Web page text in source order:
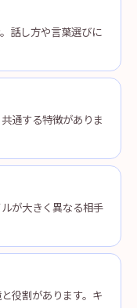
話し方や言葉選びに
通する特徴がありま
が大きく異なる相手
役割があります。キ